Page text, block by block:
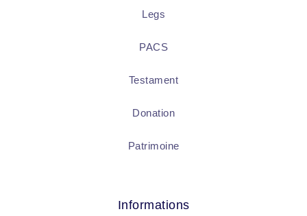
Legs
PACS
Testament
Donation
Patrimoine
Informations